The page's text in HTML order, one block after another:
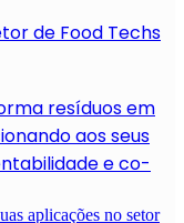
de Food Techs
resíduos em
aos seus
e co-